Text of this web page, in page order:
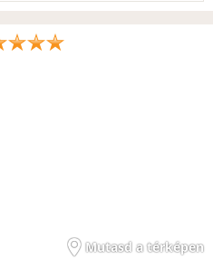
Mutasd a térképen